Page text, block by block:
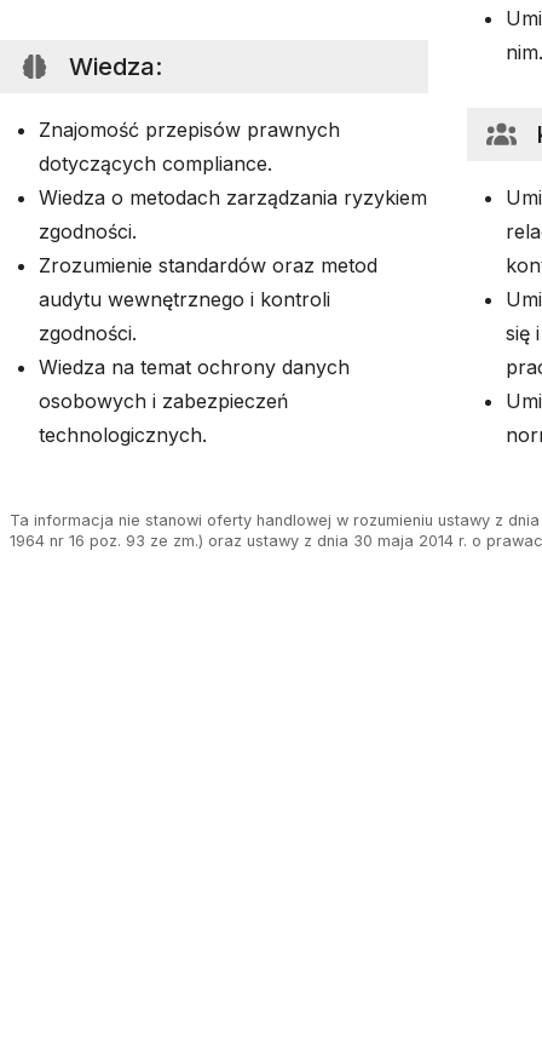
Wiedza:
Znajomość przepisów prawnych
dotyczących compliance.
Wiedza o metodach zarządzania ryzykiem
zgodności.
Zrozumienie standardów oraz metod
audytu wewnętrznego i kontroli
zgodności.
Wiedza na temat ochrony danych
osobowych i zabezpieczeń
technologicznych.
nim.
się
Ta informacja nie stanowi oferty handlowej w rozumieniu ustawy z
1964 nr 16 poz. 93 ze zm.) oraz ustawy z dnia 30 maja 2014 r. o